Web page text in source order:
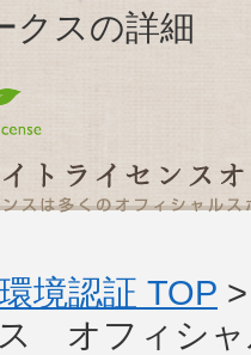
クスの詳細
境認証 TOP
オフィシャ